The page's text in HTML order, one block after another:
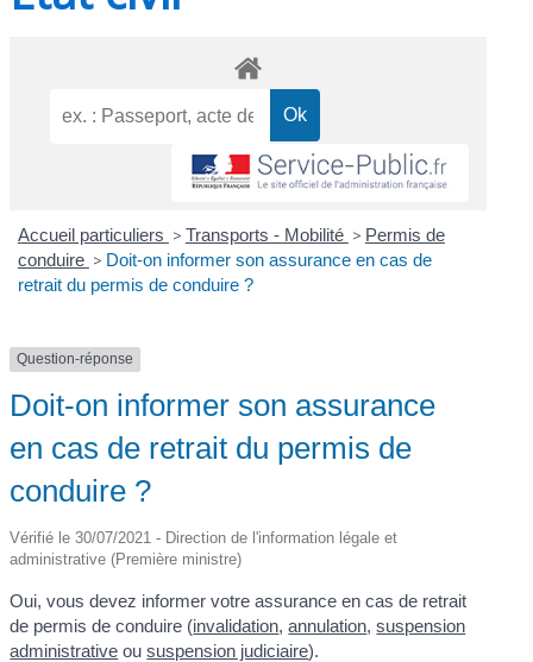
Accueil particuliers > Transports - Mobilité > Permis de
conduire > Doit-on informer son assurance en cas de
retrait du permis de conduire ?
Question-réponse
Doit-on informer son assurance
en cas de retrait du permis de
conduire ?
Vérifié le 30/07/2021 - Direction de l'information légale et
administrative (Première ministre)
Oui, vous devez informer votre assurance en cas de retrait
de permis de conduire (invalidation,annulation,suspension
administrative oususpension judiciaire).